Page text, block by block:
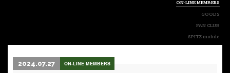
ON-LINE MEMBERS
GOODS
FAN CLUB
SPITZ mobile
2024.07.27 ON-LINE MEMBERS